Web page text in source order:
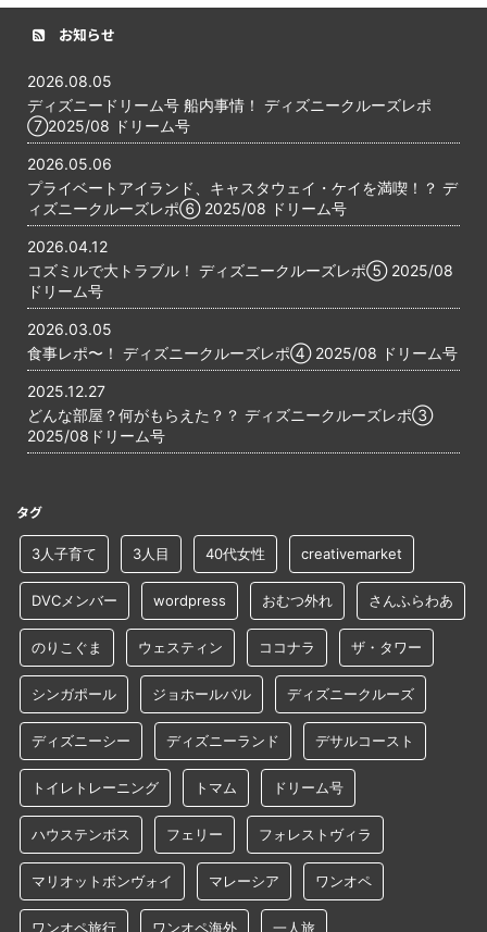
お知らせ
2026.08.05
ディズニードリーム号 船内事情！ ディズニークルーズレポ
⑦2025/08 ドリーム号
2026.05.06
プライベートアイランド、キャスタウェイ・ケイを満喫！？ デ
ィズニークルーズレポ⑥ 2025/08 ドリーム号
2026.04.12
コズミルで大トラブル！ ディズニークルーズレポ⑤ 2025/08
ドリーム号
2026.03.05
食事レポ〜！ ディズニークルーズレポ④ 2025/08 ドリーム号
2025.12.27
どんな部屋？何がもらえた？？ ディズニークルーズレポ③
2025/08ドリーム号
タグ
3人子育て 3人目 40代女性 creativemarket
DVCメンバー wordpress おむつ外れ さんふらわあ
のりこぐま ウェスティン ココナラ ザ・タワー
シンガポール ジョホールバル ディズニークルーズ
ディズニーシー ディズニーランド デサルコースト
トイレトレーニング トマム ドリーム号
ハウステンボス フェリー フォレストヴィラ
マリオットボンヴォイ マレーシア ワンオペ
ワンオペ旅行 ワンオペ海外 一人旅